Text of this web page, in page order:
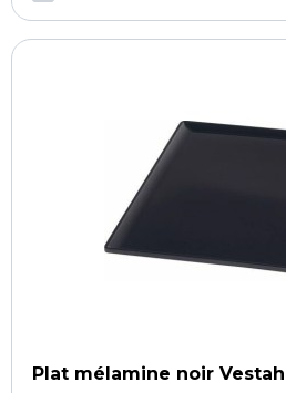
Plat mélamine noir Vestah